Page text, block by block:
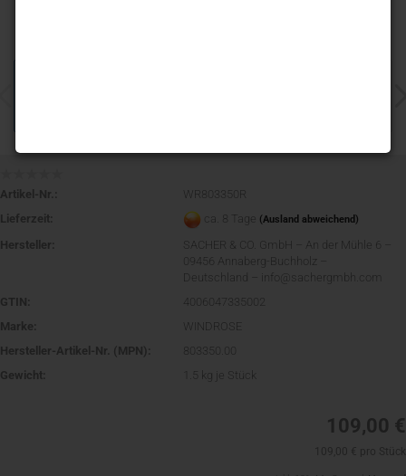
Artikel-Nr.:
WR803350R
Lieferzeit:
ca. 8 Tage (Ausland abweichend)
Hersteller:
SACHER & CO. GmbH – An der Mühle 6 –
09456 Annaberg-Buchholz –
Deutschland – info@sachergmbh.com
GTIN:
4006047335002
Marke:
WINDROSE
Hersteller-Artikel-Nr. (MPN):
803350.00
Gewicht:
kg je Stück
109,00 €